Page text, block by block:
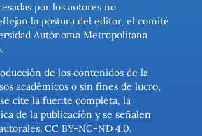
por los autores no
la postura del editor, el comité
Autónoma Metropolitana
de los contenidos de la
académicos o sin fines de lucro,
cite la fuente completa, la
de la publicación y se señalen
CC BY-NC-ND 4.0.